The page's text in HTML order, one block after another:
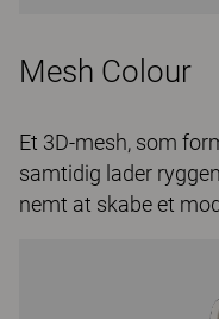
Mesh Colour
Et 3D-mesh, som
samtidig lader
nemt at skabe et